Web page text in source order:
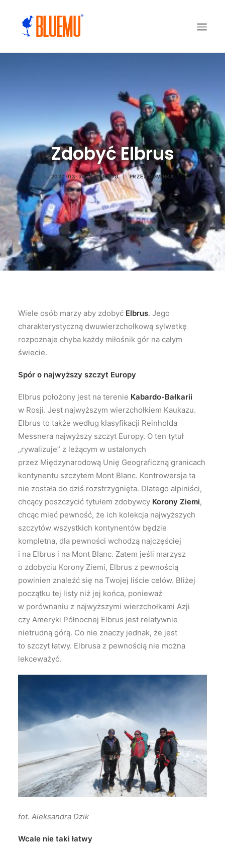
Zdobyć Elbrus
2020-03-30 | WBLOG | PRZEZADMINKA
Wiele osób marzy aby zdobyć Elbrus. Jego
charakterystyczną dwuwierzchołkową sylwetkę
rozpoznaje chyba każdy miłośnik gór na całym
świecie.
Spór o najwyższy szczyt Europy
Elbrus położony jest na terenie Kabardo-Bałkarii
w Rosji. Jest najwyższym wierzchołkiem Kaukazu.
Elbrus to także według klasyfikacji Reinholda
Messnera najwyższy szczyt Europy. O ten tytuł
„rywalizuje” z leżącym w ustalonych
przez Międzynarodową Unię Geograficzną granicach
kontynentu szczytem Mont Blanc. Kontrowersja ta
nie została do dziś rozstrzygnięta. Dlatego alpiniści,
chcący poszczycić tytułem zdobywcy Korony Ziemi,
chcąc mieć pewność, że ich kolekcja najwyższych
szczytów wszystkich kontynentów będzie
kompletna, dla pewności wchodzą najczęściej
i na Elbrus i na Mont Blanc. Zatem jeśli marzysz
o zdobyciu Korony Ziemi, Elbrus z pewnością
powinien znaleźć się na Twojej liście celów. Bliżej
początku tej listy niż jej końca, ponieważ
w porównaniu z najwyższymi wierzchołkami Azji
czy Ameryki Północnej Elbrus jest relatywnie
nietrudną górą. Co nie znaczy jednak, że jest
to szczyt łatwy. Elbrusa z pewnością nie można
lekceważyć.
fot. Aleksandra Dzik
Wcale nie taki łatwy